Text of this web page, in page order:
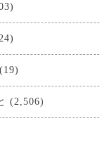
(19)
(2,506)